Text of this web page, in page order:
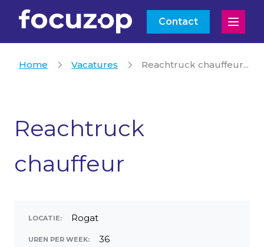
Contact
Open
Home Vacatures Reachtruck chauffeur...
Reachtruck
chauffeur
LOCATIE: Rogat
UREN PER WEEK: 36